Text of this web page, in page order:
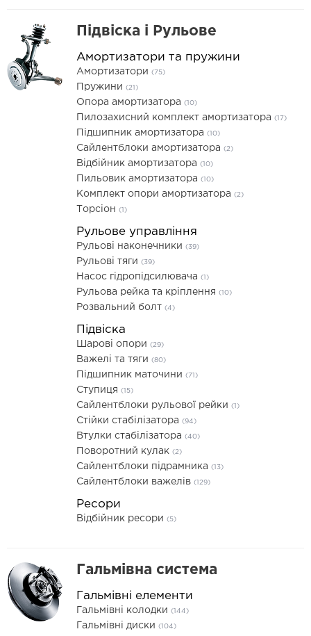
Підвіска і Рульове
Амортизатори та пружини
Амортизатори (75)
Пружини (21)
Опора амортизатора (10)
Пилозахисний комплект амортизатора (17)
Підшипник амортизатора (10)
Сайлентблоки амортизатора (2)
Відбійник амортизатора (10)
Пильовик амортизатора (10)
Комплект опори амортизатора (2)
Торсіон (1)
Рульове управління
Рульові наконечники (39)
Рульові тяги (39)
Насос гідропідсилювача (1)
Рульова рейка та кріплення (10)
Розвальний болт (4)
Підвіска
Шарові опори (29)
Важелі та тяги (80)
Підшипник маточини (71)
Ступиця (15)
Сайлентблоки рульової рейки (1)
Стійки стабілізатора (94)
Втулки стабілізатора (40)
Поворотний кулак (2)
Сайлентблоки підрамника (13)
Сайлентблоки важелів (129)
Ресори
Відбійник ресори (5)
Гальмівна система
Гальмівні елементи
Гальмівні колодки (144)
Гальмівні диски (104)